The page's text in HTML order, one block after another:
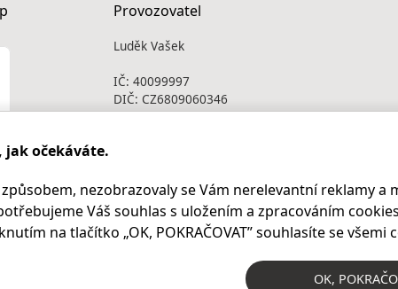
Provozovatel
Luděk Vašek
IČ: 40099997
DIČ: CZ6809060346
Kontakty
Kariéra
jak očekáváte.
nezobrazovaly se Vám nerelevantní reklamy a
Váš souhlas s uložením a zpracováním
na tlačítko „OK, POKRAČOVAT” souhlasíte se všemi
OK,